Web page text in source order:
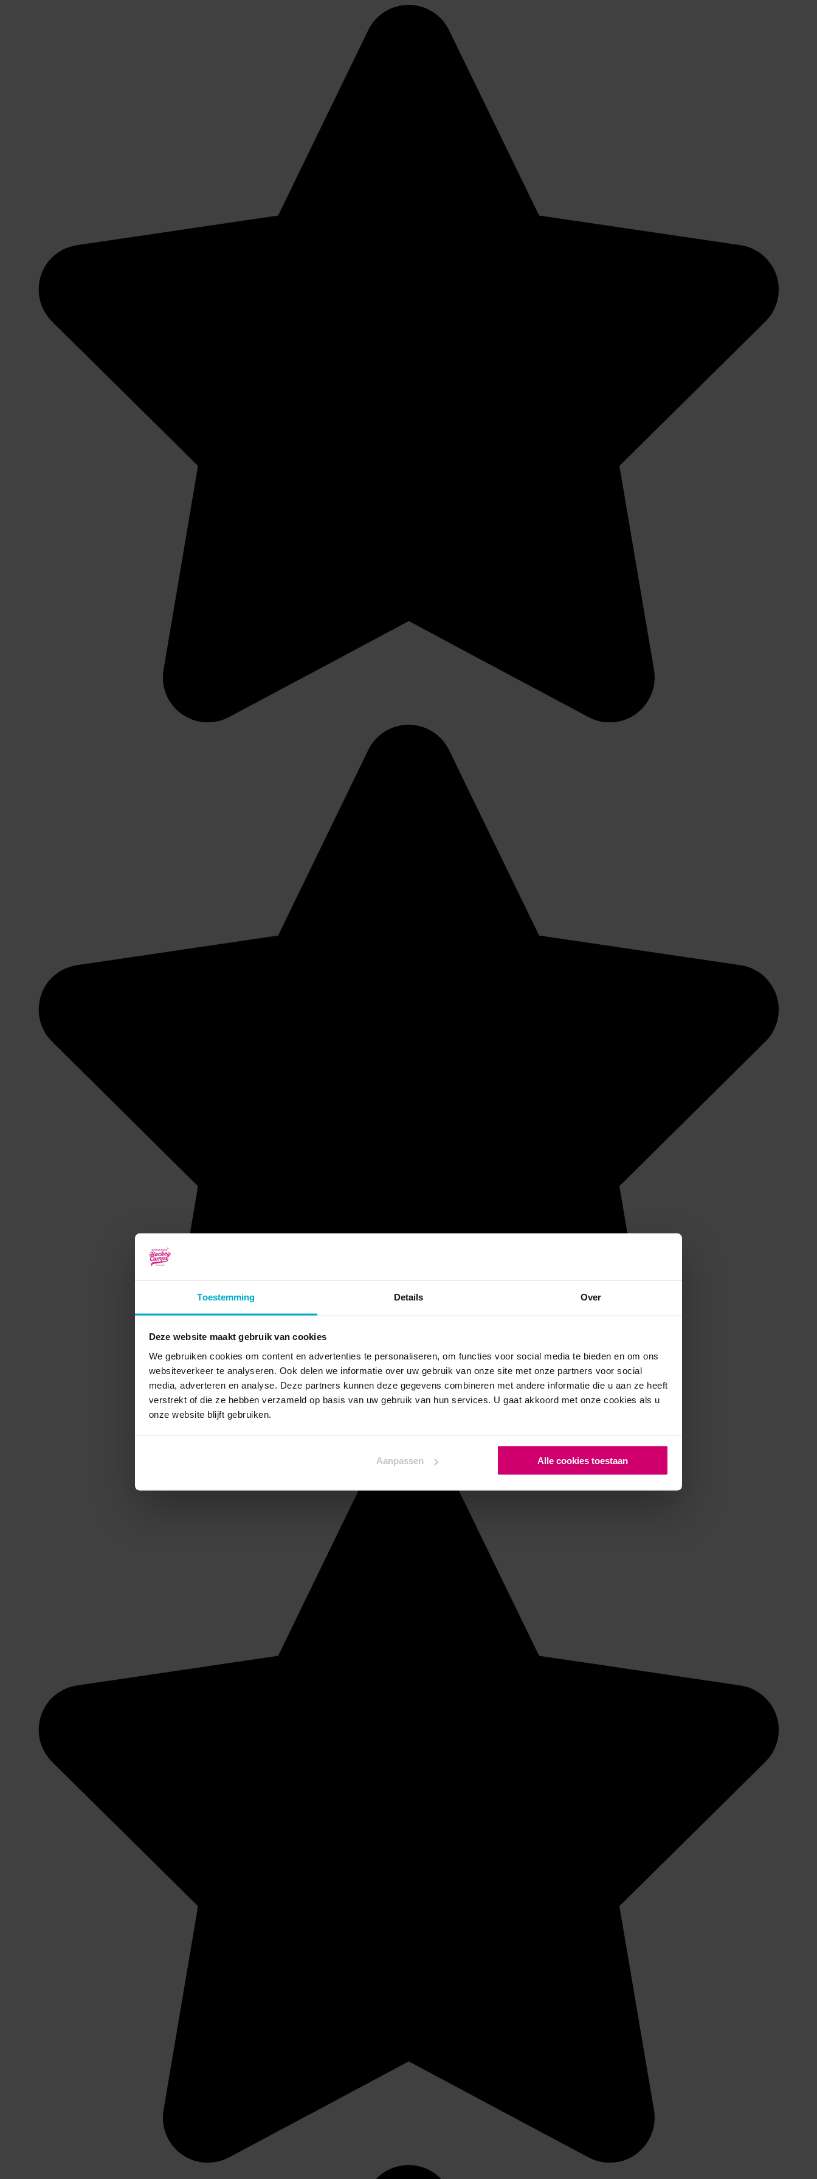
Toestemming Details Over
Deze website maakt gebruik van cookies
We gebruiken cookies om content en advertenties te personaliseren, om functies voor social media te bieden en om ons
websiteverkeer te analyseren. Ook delen we informatie over uw gebruik van onze site met onze partners voor social
media, adverteren en analyse. Deze partners kunnen deze gegevens combineren met andere informatie die u aan ze heeft
verstrekt of die ze hebben verzameld op basis van uw gebruik van hun services. U gaat akkoord met onze cookies als u
onze website blijft gebruiken.
Aanpassen Alle cookies toestaan